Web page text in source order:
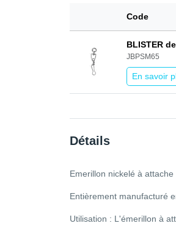
Code
BLISTER
JBPSM65
En savoir
Détails
Emerillon nickelé à
Entièrement manufacturé
Utilisation : L'émerillon à